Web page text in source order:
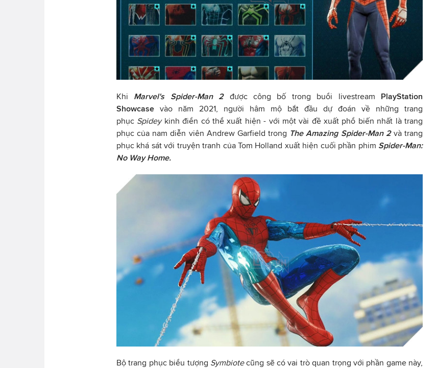
Khi Marvel's Spider-Man 2được công bố trong buổi livestream PlayStation
Showcase vào năm 2021, người hâm mộ bắt đầu dự đoán về những trang
phục Spideykinh điển có thể xuất hiện - với một vài đề xuất phổ biến nhất là trang
phục của nam diễn viên Andrew Garfield trong The Amazing Spider-Man 2 và trang
phục khá sát với truyện tranh của Tom Holland xuất hiện cuối phần phim Spider-Man:
No Way Home.
Bộ trang phục biểu tượng Symbiotecũng sẽ có vai trò quan trọng với phần game này,